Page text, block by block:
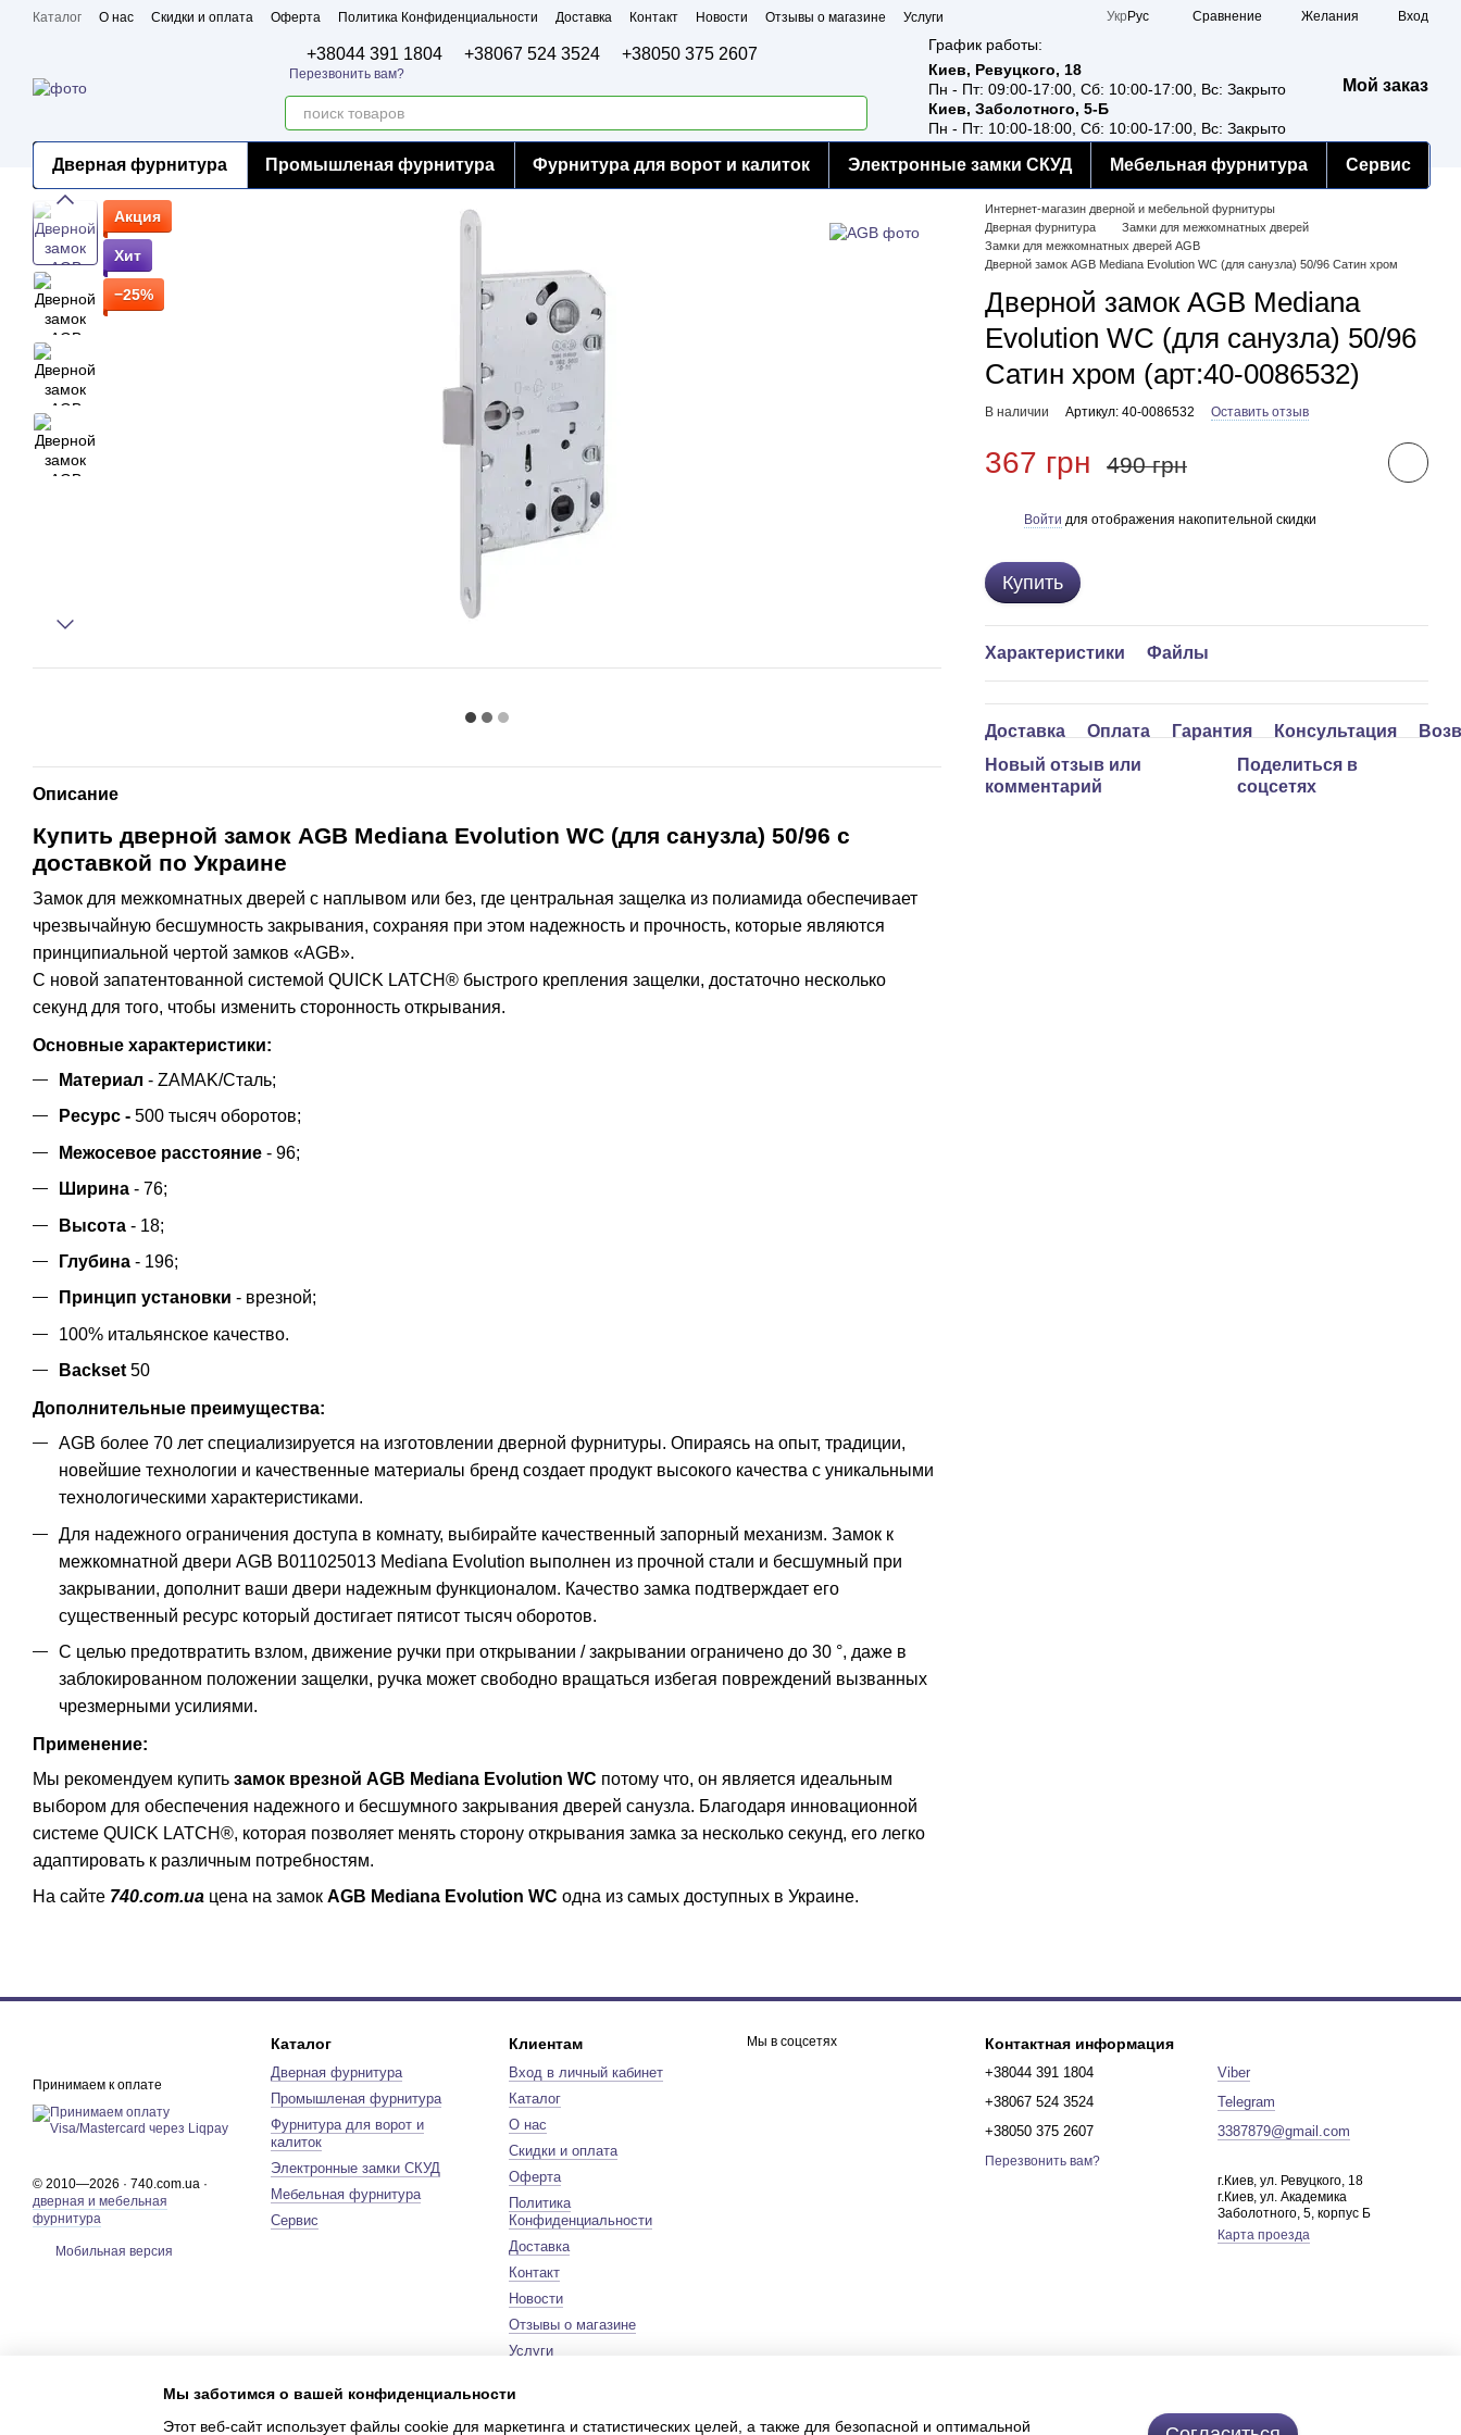
Перейти к основному контенту
Каталог О нас Скидки и оплата Оферта Политика Конфиденциальности Доставка Контакт Новости Отзывы о магазине
Услуги
Укр Рус Сравнение Желания Вход
+38044 391 1804 +38067 524 3524 +38050 375 2607
Перезвонить вам?
График работы:
Киев, Ревуцкого, 18
Пн - Пт: 09:00-17:00, Сб: 10:00-17:00, Вс: Закрыто
Киев, Заболотного, 5-Б
Пн - Пт: 10:00-18:00, Сб: 10:00-17:00, Вс: Закрыто
Мой заказ
Дверная фурнитура Промышленая фурнитура Фурнитура для ворот и калиток Электронные замки СКУД Мебельная фурнитура Сервис
Акция
Хит
−25%
Описание
Купить дверной замок AGB Mediana Evolution WC (для санузла) 50/96 с
доставкой по Украине
Замок для межкомнатных дверей с наплывом или без, где центральная защелка из полиамида обеспечивает
чрезвычайную бесшумность закрывания, сохраняя при этом надежность и прочность, которые являются
принципиальной чертой замков «AGB».
С новой запатентованной системой QUICK LATCH® быстрого крепления защелки, достаточно несколько
секунд для того, чтобы изменить сторонность открывания.
Основные характеристики:
Материал - ZAMAK/Сталь;
Ресурс - 500 тысяч оборотов;
Межосевое расстояние - 96;
Ширина - 76;
Высота - 18;
Глубина - 196;
Принцип установки - врезной;
100% итальянское качество.
Backset 50
Дополнительные преимущества:
AGB более 70 лет специализируется на изготовлении дверной фурнитуры. Опираясь на опыт, традиции,
новейшие технологии и качественные материалы бренд создает продукт высокого качества с уникальными
технологическими характеристиками.
Для надежного ограничения доступа в комнату, выбирайте качественный запорный механизм. Замок к
межкомнатной двери AGB B011025013 Mediana Evolution выполнен из прочной стали и бесшумный при
закрывании, дополнит ваши двери надежным функционалом. Качество замка подтверждает его
существенный ресурс который достигает пятисот тысяч оборотов.
С целью предотвратить взлом, движение ручки при открывании / закрывании ограничено до 30 °, даже в
заблокированном положении защелки, ручка может свободно вращаться избегая повреждений вызванных
чрезмерными усилиями.
Применение:
Мы рекомендуем купить замок врезной AGB Mediana Evolution WC потому что, он является идеальным
выбором для обеспечения надежного и бесшумного закрывания дверей санузла. Благодаря инновационной
системе QUICK LATCH®, которая позволяет менять сторону открывания замка за несколько секунд, его легко
адаптировать к различным потребностям.
На сайте 740.com.ua цена на замок AGB Mediana Evolution WC одна из самых доступных в Украине.
Интернет-магазин дверной и мебельной фурнитуры
Дверная фурнитура
Замки для межкомнатных дверей
Замки для межкомнатных дверей AGB
Дверной замок AGB Mediana Evolution WC (для санузла) 50/96 Сатин хром
Дверной замок AGB Mediana
Evolution WC (для санузла) 50/96
Сатин хром (арт:40-0086532)
В наличии Артикул: 40-0086532 Оставить отзыв
367 грн 490 грн
Войти для отображения накопительной скидки
Купить
Характеристики Файлы
Доставка Оплата Гарантия Консультация
Новый отзыв или
комментарий
Поделиться в
соцсетях
Принимаем к оплате
© 2010—2026 · 740.com.ua ·
дверная и мебельная
фурнитура
Мобильная версия
Каталог
Дверная фурнитура
Промышленая фурнитура
Фурнитура для ворот и
калиток
Электронные замки СКУД
Мебельная фурнитура
Сервис
Клиентам
Вход в личный кабинет
Каталог
О нас
Скидки и оплата
Оферта
Политика
Конфиденциальности
Доставка
Контакт
Новости
Отзывы о магазине
Услуги
Карта сайта
Сертификаты
Мы в соцсетях Контактная информация
+38044 391 1804
+38067 524 3524
+38050 375 2607
Перезвонить вам?
Viber
Telegram
3387879@gmail.com
г.Киев, ул. Ревуцкого, 18
г.Киев, ул. Академика
Заболотного, 5, корпус Б
Карта проезда
Мы заботимся о вашей конфиденциальности
Этот веб-сайт использует файлы cookie для маркетинга и статистических целей, а также для безопасной и оптимальной